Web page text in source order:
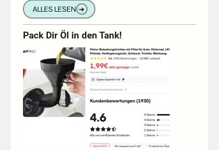
ALLES LESEN ➔
Pack Dir Öl in den Tank!